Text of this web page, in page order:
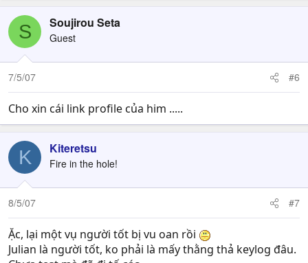
S Soujirou Seta
Guest
7/5/07 #6
Cho xin cái link profile của him .....
K Kiteretsu
Fire in the hole!
8/5/07 #7
Ặc, lại một vụ người tốt bị vu oan rồi
Julian là người tốt, ko phải là mấy thằng thả keylog đâu.